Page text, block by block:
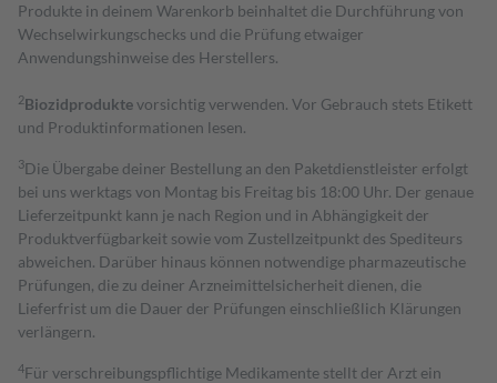
Produkte in deinem Warenkorb beinhaltet die Durchführung von
Wechselwirkungschecks und die Prüfung etwaiger
Anwendungshinweise des Herstellers.
2Biozidproduktevorsichtig verwenden. Vor Gebrauch stets Etikett
und Produktinformationen lesen.
3Die Übergabe deiner Bestellung an den Paketdienstleister erfolgt
bei uns werktags von Montag bis Freitag bis 18:00 Uhr. Der genaue
Lieferzeitpunkt kann je nach Region und in Abhängigkeit der
Produktverfügbarkeit sowie vom Zustellzeitpunkt des Spediteurs
abweichen. Darüber hinaus können notwendige pharmazeutische
Prüfungen, die zu deiner Arzneimittelsicherheit dienen, die
Lieferfrist um die Dauer der Prüfungen einschließlich Klärungen
verlängern.
4Für verschreibungspflichtige Medikamente stellt der Arzt ein